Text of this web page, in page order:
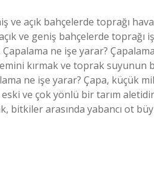
açık bahçelerde toprağı
ve geniş bahçelerde toprağı
ne işe yarar?
kırmak ve toprak suyunun
ne işe yarar? Çapa, küçük
ve çok yönlü bir tarım
bitkiler arasında yabancı ot